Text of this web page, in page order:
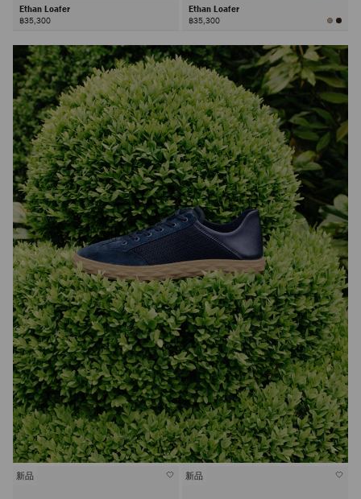
Ethan Loafer
฿35,300
Ethan Loafer
฿35,300
新品 新品